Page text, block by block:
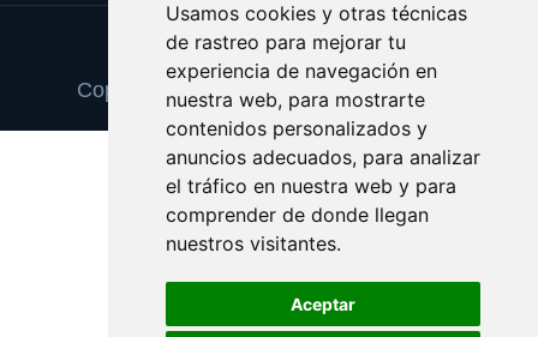
Usamos cookies y otras técnicas
de rastreo para mejorar tu
experiencia de navegación en
nuestra web, para mostrarte
contenidos personalizados y
anuncios adecuados, para analizar
el tráfico en nuestra web y para
comprender de donde llegan
nuestros visitantes.
Aceptar
Update cookies preferences
Copyright © 2025 pinturaydecoracion.es